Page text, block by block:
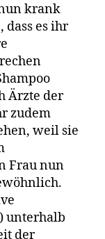
krank
dass es ihr
Ärzte der
zudem
weil sie
Frau nun
unterhalb
der